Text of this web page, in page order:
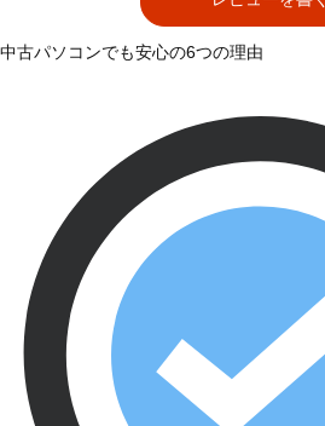
中古パソコンでも安心の6つの理由